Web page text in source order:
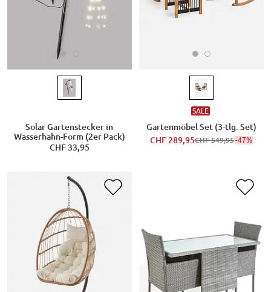
Solar Gartenstecker in
Wasserhahn-Form (2er Pack)
CHF 33,95
SALE
Gartenmöbel Set (3-tlg. Set)
CHF 289,95CHF 549,95-47%